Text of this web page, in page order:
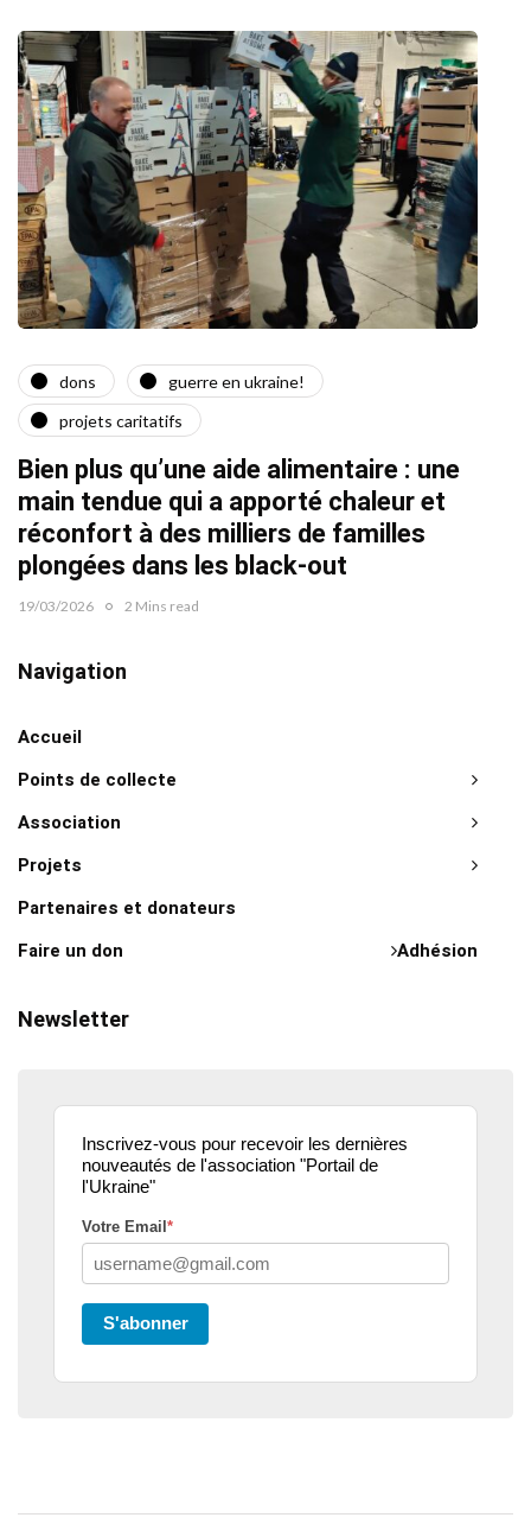
dons
guerre en ukraine!
projets caritatifs
Bien plus qu’une aide alimentaire : une
main tendue qui a apporté chaleur et
réconfort à des milliers de familles
plongées dans les black-out
19/03/2026 2 Mins read
Navigation
Accueil
Points de collecte
Association
Projets
Partenaires et donateurs
Adhésion
Faire un don
Newsletter
Inscrivez-vous pour recevoir les dernières
nouveautés de l'association "Portail de
l'Ukraine"
Votre Email *
S'abonner